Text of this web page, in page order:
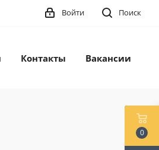
Поиск
Войти
Контакты Вакансии
0